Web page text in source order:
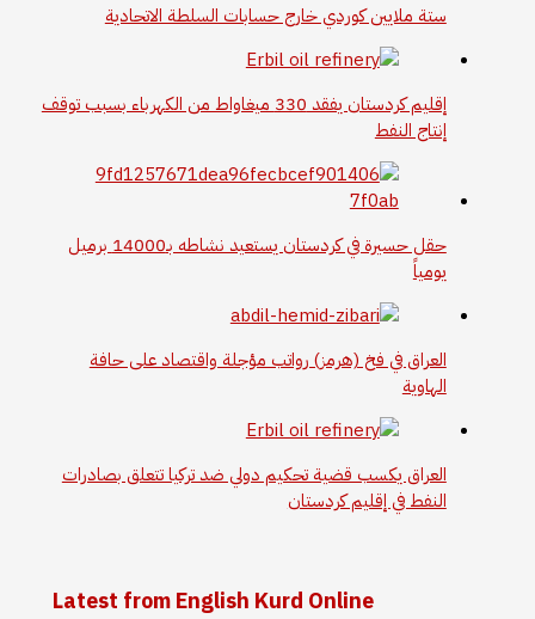
ستة ملايين كوردي خارج حسابات السلطة الاتحادية
إقليم كردستان يفقد 330 ميغاواط من الكهرباء بسبب توقف
إنتاج النفط
حقل حسيرة في كردستان يستعيد نشاطه بـ14000 برميل
يومياً
العراق في فخ (هرمز) رواتب مؤجلة واقتصاد على حافة
الهاوية
العراق يكسب قضية تحكيم دولي ضد تركيا تتعلق بصادرات
النفط في إقليم كردستان
Latest from English Kurd Online